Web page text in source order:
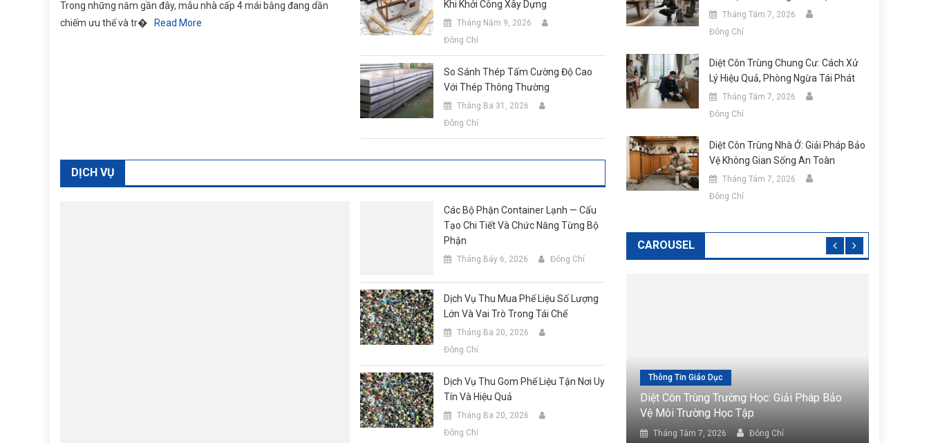
Trong những năm gần đây, mẫu nhà cấp 4 mái bằng đang dần
chiếm ưu thế và tr�
Read More
Khi Khởi Công Xây Dựng
Tháng Năm 9, 2026
Đông Chí
So Sánh Thép Tấm Cường Độ Cao
Với Thép Thông Thường
Tháng Ba 31, 2026
Đông Chí
DỊCH VỤ
Các Bộ Phận Container Lạnh — Cấu
Tạo Chi Tiết Và Chức Năng Từng Bộ
Phận
Tháng Bảy 6, 2026 Đông Chí
Dịch Vụ Thu Mua Phế Liệu Số Lượng
Lớn Và Vai Trò Trong Tái Chế
Tháng Ba 20, 2026
Đông Chí
Dịch Vụ Thu Gom Phế Liệu Tận Nơi Uy
Tín Và Hiệu Quả
Tháng Ba 20, 2026
Đông Chí
Tháng Tám 7, 2026
Đông Chí
Diệt Côn Trùng Chung Cư: Cách Xử
Lý Hiệu Quả, Phòng Ngừa Tái Phát
Tháng Tám 7, 2026
Đông Chí
Diệt Côn Trùng Nhà Ở: Giải Pháp Bảo
Vệ Không Gian Sống An Toàn
Tháng Tám 7, 2026
Đông Chí
CAROUSEL
Tin Tức
Diệt Côn Trùng Chung Cư: Cách Xử Lý Hiệu
Quả, Phòng Ngừa Tái Phát
Đông Chí
Thông Tin Giáo Dục
Diệt Côn Trùng Trường Học: Giải Pháp Bảo
Vệ Môi Trường Học Tập
Tháng Tám 7, 2026 Đông Chí